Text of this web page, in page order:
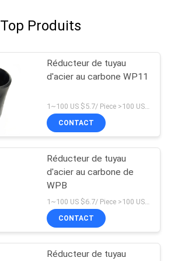
Top Produits
Réducteur de tuyau
d'acier au carbone WP11
1~100 US $5.7/ Piece >100 US $3.5/ Piece MOQ:1 morceau
CONTACT
Réducteur de tuyau
d'acier au carbone de
WPB
CONTACT
Réducteur de tuyau